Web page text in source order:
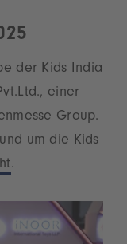
der Kids India
einer
Group.
um die Kids
.